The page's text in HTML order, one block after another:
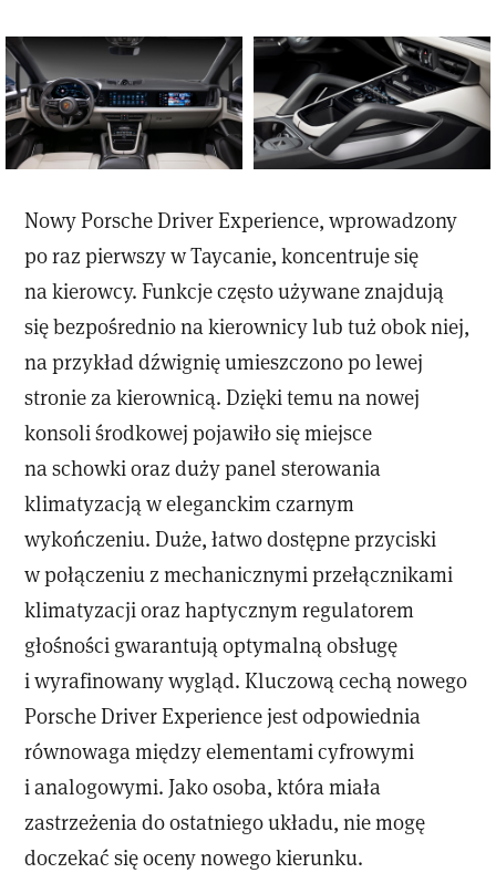
Nowy Porsche Driver Experience, wprowadzony
po raz pierwszy w Taycanie, koncentruje się
na kierowcy. Funkcje często używane znajdują
się bezpośrednio na kierownicy lub tuż obok niej,
na przykład dźwignię umieszczono po lewej
stronie za kierownicą. Dzięki temu na nowej
konsoli środkowej pojawiło się miejsce
na schowki oraz duży panel sterowania
klimatyzacją w eleganckim czarnym
wykończeniu. Duże, łatwo dostępne przyciski
w połączeniu z mechanicznymi przełącznikami
klimatyzacji oraz haptycznym regulatorem
głośności gwarantują optymalną obsługę
i wyrafinowany wygląd. Kluczową cechą nowego
Porsche Driver Experience jest odpowiednia
równowaga między elementami cyfrowymi
i analogowymi. Jako osoba, która miała
zastrzeżenia do ostatniego układu, nie mogę
doczekać się oceny nowego kierunku.